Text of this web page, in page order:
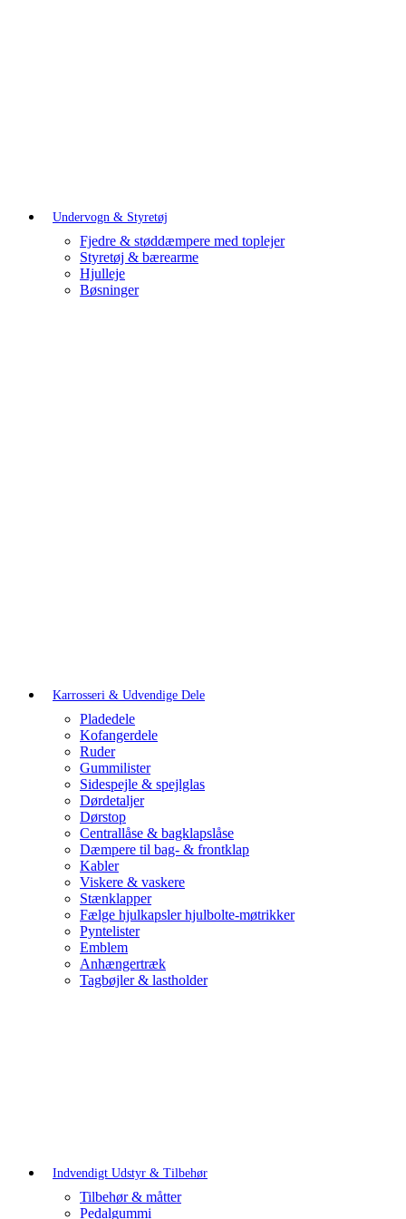
Undervogn & Styretøj
Fjedre & støddæmpere med toplejer
Styretøj & bærearme
Hjulleje
Bøsninger
Karrosseri & Udvendige Dele
Pladedele
Kofangerdele
Ruder
Gummilister
Sidespejle & spejlglas
Dørdetaljer
Dørstop
Centrallåse & bagklapslåse
Dæmpere til bag- & frontklap
Kabler
Viskere & vaskere
Stænklapper
Fælge hjulkapsler hjulbolte-møtrikker
Pyntelister
Emblem
Anhængertræk
Tagbøjler & lastholder
Indvendigt Udstyr & Tilbehør
Tilbehør & måtter
Pedalgummi